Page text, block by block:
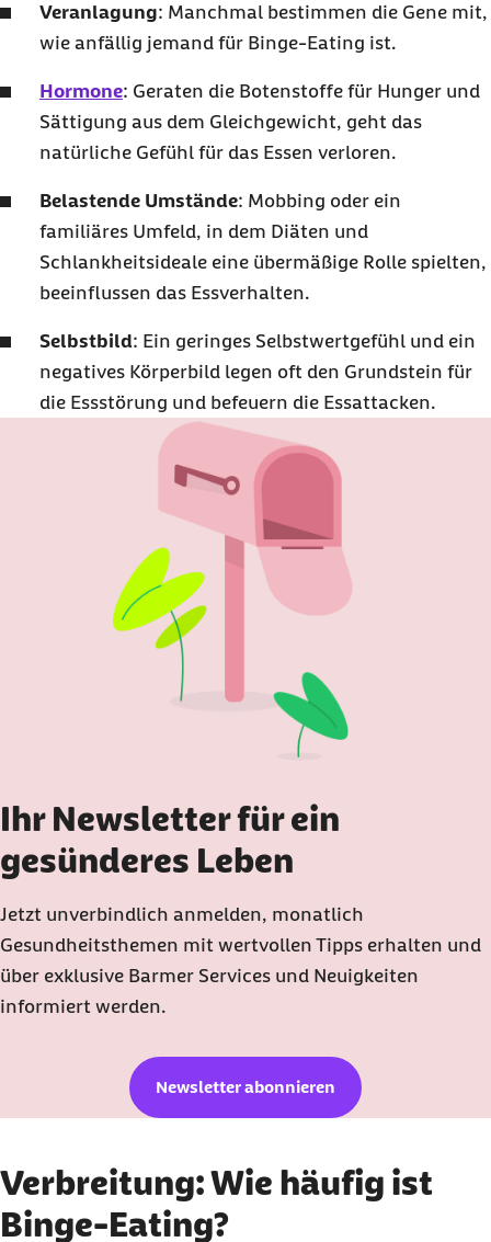
Veranlagung: Manchmal bestimmen die Gene mit,
wie anfällig jemand für Binge-Eating ist.
Hormone: Geraten die Botenstoffe für Hunger und
Sättigung aus dem Gleichgewicht, geht das
natürliche Gefühl für das Essen verloren.
Belastende Umstände: Mobbing oder ein
familiäres Umfeld, in dem Diäten und
Schlankheitsideale eine übermäßige Rolle spielten,
beeinflussen das Essverhalten.
Selbstbild: Ein geringes Selbstwertgefühl und ein
negatives Körperbild legen oft den Grundstein für
die Essstörung und befeuern die Essattacken.
Ihr Newsletter für ein
gesünderes Leben
Jetzt unverbindlich anmelden, monatlich
Gesundheitsthemen mit wertvollen Tipps erhalten und
über exklusive Barmer Services und Neuigkeiten
informiert werden.
Newsletter abonnieren
Verbreitung: Wie häufig ist
Binge-Eating?